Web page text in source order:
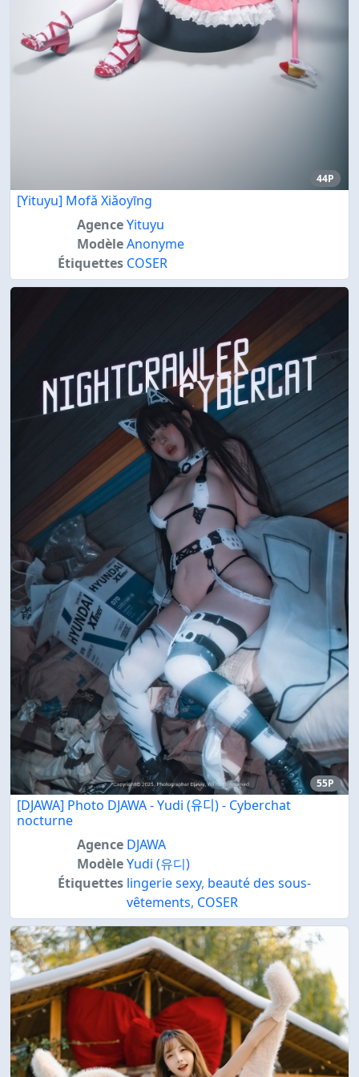
44P
[Yituyu] Mofǎ Xiǎoyīng
AgenceYituyu
ModèleAnonyme
Étiquettes COSER
55P
[DJAWA] Photo DJAWA - Yudi (유디) - Cyberchat
nocturne
Agence DJAWA
ModèleYudi (유디)
Étiquettes lingerie sexy, beauté des sous-
vêtements, COSER